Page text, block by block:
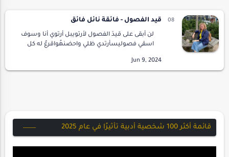
قيد الفصول - فائقة نائل فائق
لن أبقى على قيدَ الفصول لأرتويبل أرتوي أنا وسوف
اسقي فصوليسأرتدي ظلي واحضنهُواقرعٌ له كل
شقائقي المترنمةوسحائب شوق يحزمها
قائمة أكثر 100 شخصية أدبية تأثيرًا في عام 2025